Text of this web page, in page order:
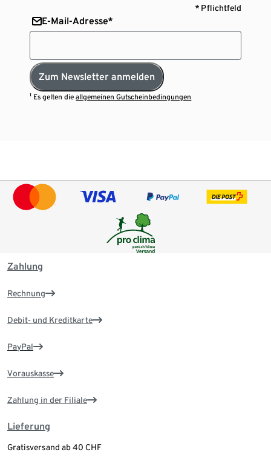
* Pflichtfeld
E-Mail-Adresse*
Zum Newsletter anmelden
¹ Es gelten dieallgemeinen Gutscheinbedingungen
Zahlung
Rechnung
Debit- und Kreditkarte
PayPal
Vorauskasse
Zahlung in der Filiale
Lieferung
Gratisversand ab 40 CHF